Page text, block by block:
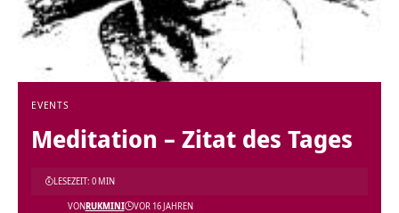
EVENTS
Meditation – Zitat des Tages
VONRUKMINI VOR 16 JAHREN
LESEZEIT: 0 MIN